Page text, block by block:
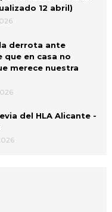
12 abril)
derrota ante
que en casa no
merece nuestra
del HLA Alicante -